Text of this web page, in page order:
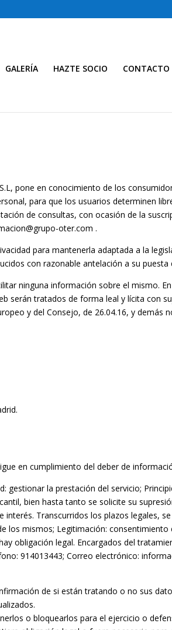
GALERÍA HAZTE SOCIO CONTACTO
pone en conocimiento de los
para que los usuarios determinen
de consultas, con ocasión de la
oter.com .
para mantenerla adaptada a la
con razonable antelación a su puesta
ninguna información sobre el mismo.
serán tratados de forma leal y lícita con
y del Consejo, de 26.04.16, y demás
en cumplimiento del deber de
gestionar la prestación del servicio;
bien hasta tanto se solicite su
Transcurridos los plazos legales,
los mismos; Legitimación:
obligación legal. Encargados del
914013443; Correo electrónico:
de si están tratando o no sus
o bloquearlos para el ejercicio o